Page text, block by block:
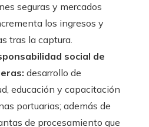
seguras y mercados
los ingresos y
tras la captura.
social de
desarrollo de
educación y capacitación
portuarias; además de
de procesamiento que